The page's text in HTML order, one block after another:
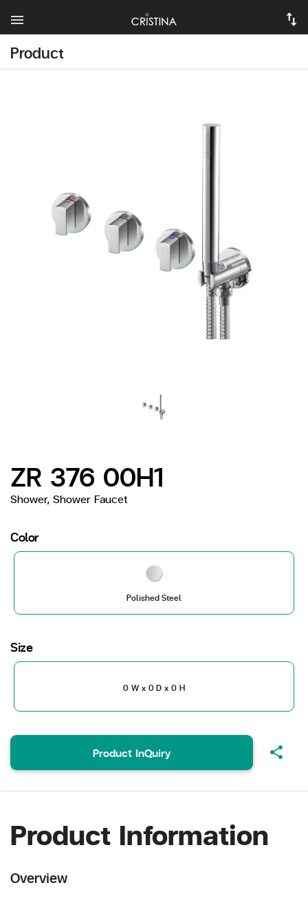
Product
ZR 376 00H1
Shower, Shower Faucet
Color
Polished Steel
Size
0 W x 0 D x 0 H
Product InQuiry share
Product Information
Overview